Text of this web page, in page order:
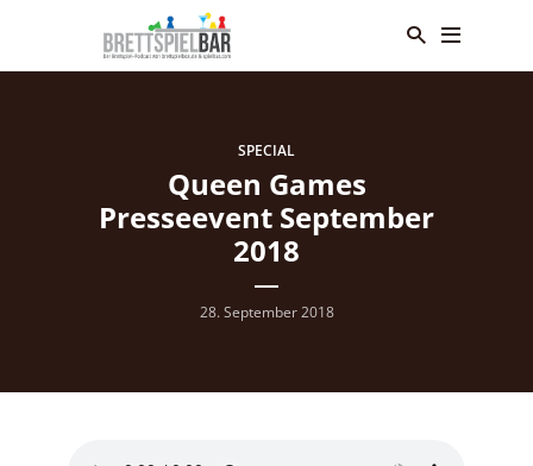
SPECIAL
Queen Games
Presseevent September
2018
28. September 2018